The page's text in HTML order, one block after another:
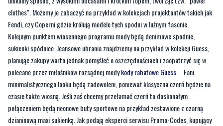
clothes". Możemy je zobaczyć na przykład w kolekcjach projektantów takich jak
Fendi, czy Coperni gdzie królują modele tych spodni w luźnym fasonie.
Kolejnym punktem wiosennego programu mody będą denimowe spodnie,
sukienki spódnice. Jeansowe ubrania znajdziemy na przykład w kolekcji Guess,
planując zakupy warto jednak pomyśleć o oszczędnościach i zaopatrzyć się w
polecane przez miłośników rozsądnej modykody rabatowe Guess. Fani
minimalistycznego looku będą zadowoleni, ponieważ klasyczna czerń będzie na
czasie także wiosną. Jeśli zaś chcemy przełamać czerń to doskonałym
połączeniem będą neonowe buty sportowe na przykład zestawione z czarną
dzianinową maxi sukienką. Jak podają eksperci serwisu Promo-Codes, kupujący